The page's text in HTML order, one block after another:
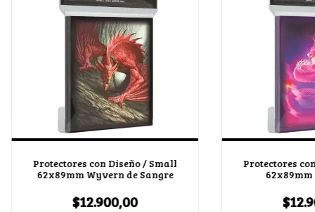
Protectores con Diseño / Small
62x89mm Wyvern de Sangre
$12.900,00
Protectores